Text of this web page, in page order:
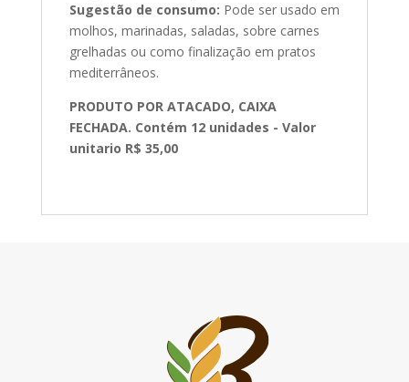
Sugestão de consumo: Pode ser usado em
molhos, marinadas, saladas, sobre carnes
grelhadas ou como finalização em pratos
mediterrâneos.
PRODUTO POR ATACADO, CAIXA
FECHADA. Contém 12 unidades - Valor
unitario R$ 35,00